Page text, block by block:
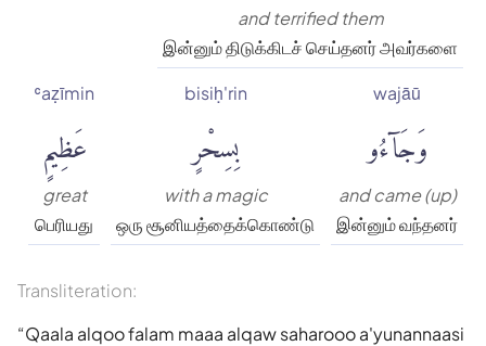
and terrified them
இன்னும் திடுக்கிடச் செய்தனர் அவர்களை
wajāū
وَجَآءُو
and came (up)
இன்னும் வந்தனர்
bisiḥ'rin
بِسِحْرٍ
with a magic
ஒரு சூனியத்தைக்கொண்டு
ʿaẓīmin
عَظِيمٍ
great
பெரியது
Transliteration:
Qaala alqoo falam maaa alqaw saharooo a'yunannaasi